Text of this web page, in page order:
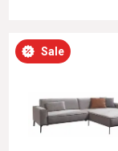
Sale